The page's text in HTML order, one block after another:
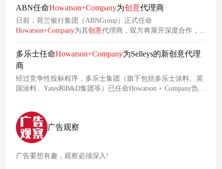
ABN任命Howatson+Company为创意代理商
日前，荷兰银行集团（ABNGroup）正式任命
Howatson+Company为其创意代理商，双方将展开深度合作，共
同打造以消费者为核心的创新品牌战略。此次合作将为该集团
悠久的品牌历史注入新鲜活力与
创意能量，推动品牌在竞争中
进一步凸显差异化优势。
多乐士任命Howatson+Company为Selleys的新创意代理
商
经过竞争性投标程序，多乐士集团（旗下包括多乐士涂料、英
国涂料、Yates和B&D集团等）已任命Howatson + Company负责
广告观察
广告要想有趣，观察必须深入!